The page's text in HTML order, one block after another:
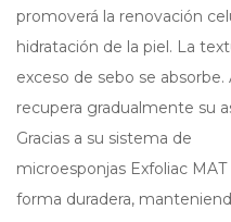
promoverá la renovación
hidratación de la piel. La
exceso de sebo se
recupera gradualmente su
Gracias a su sistema de
microesponjas Exfoliac
forma duradera,